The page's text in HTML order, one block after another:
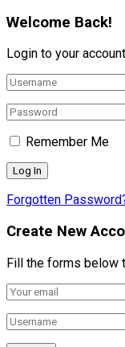
Welcome Back!
Login to your
Remember Me
Forgotten
Create New
Fill the forms below